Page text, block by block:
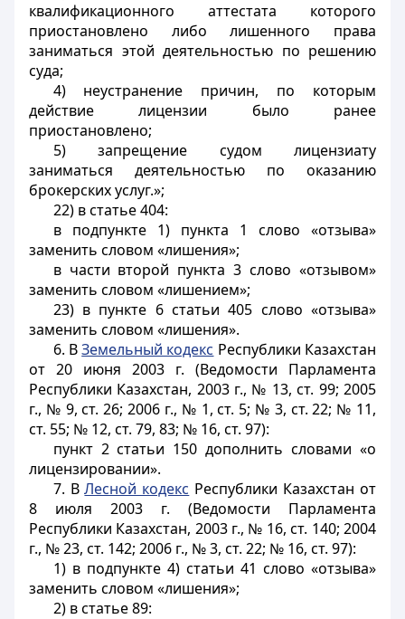
квалификационного аттестата которого
приостановлено либо лишенного права
заниматься этой деятельностью по решению
суда;
4) неустранение причин, по которым
действие лицензии было ранее
приостановлено;
5) запрещение судом лицензиату
заниматься деятельностью по оказанию
брокерских услуг.»;
22) в статье 404:
в подпункте 1) пункта 1 слово «отзыва»
заменить словом «лишения»;
в части второй пункта 3 слово «отзывом»
заменить словом «лишением»;
23) в пункте 6 статьи 405 слово «отзыва»
заменить словом «лишения».
6. ВЗемельный кодекс Республики Казахстан
от 20 июня 2003 г. (Ведомости Парламента
Республики Казахстан, 2003 г., № 13, ст. 99; 2005
г., № 9, ст. 26; 2006 г., № 1, ст. 5; № 3, ст. 22; № 11,
ст. 55; № 12, ст. 79, 83; № 16, ст. 97):
пункт 2 статьи 150 дополнить словами «о
лицензировании».
7. ВЛесной кодекс Республики Казахстан от
8 июля 2003 г. (Ведомости Парламента
Республики Казахстан, 2003 г., № 16, ст. 140; 2004
г., № 23, ст. 142; 2006 г., № 3, ст. 22; № 16, ст. 97):
1) в подпункте 4) статьи 41 слово «отзыва»
заменить словом «лишения»;
2) в статье 89: